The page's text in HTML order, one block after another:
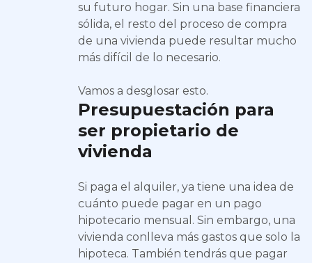
su futuro hogar. Sin una base financiera
sólida, el resto del proceso de compra
de una vivienda puede resultar mucho
más difícil de lo necesario.
Vamos a desglosar esto.
Presupuestación para
ser propietario de
vivienda
Si paga el alquiler, ya tiene una idea de
cuánto puede pagar en un pago
hipotecario mensual. Sin embargo, una
vivienda conlleva más gastos que solo la
hipoteca. También tendrás que pagar